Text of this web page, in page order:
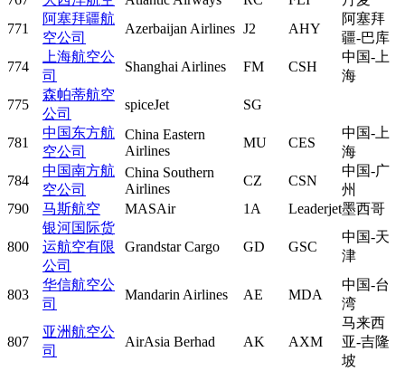
771
阿塞拜疆航
空公司
Azerbaijan Airlines J2 AHY
阿塞拜
疆-巴库
774
上海航空公
司
Shanghai Airlines FM CSH
中国-上
海
775
森帕蒂航空
公司
spiceJet SG
781
中国东方航
空公司
China Eastern
Airlines
MU CES
中国-上
海
784
中国南方航
空公司
China Southern
Airlines
CZ CSN
中国-广
州
790
马斯航空 MASAir 1A Leaderjet墨西哥
800
银河国际货
运航空有限
公司
Grandstar Cargo GD GSC
中国-天
津
803
华信航空公
司
Mandarin Airlines AE MDA
中国-台
湾
807
亚洲航空公
司
AirAsia Berhad AK AXM
马来西
亚-吉隆
坡